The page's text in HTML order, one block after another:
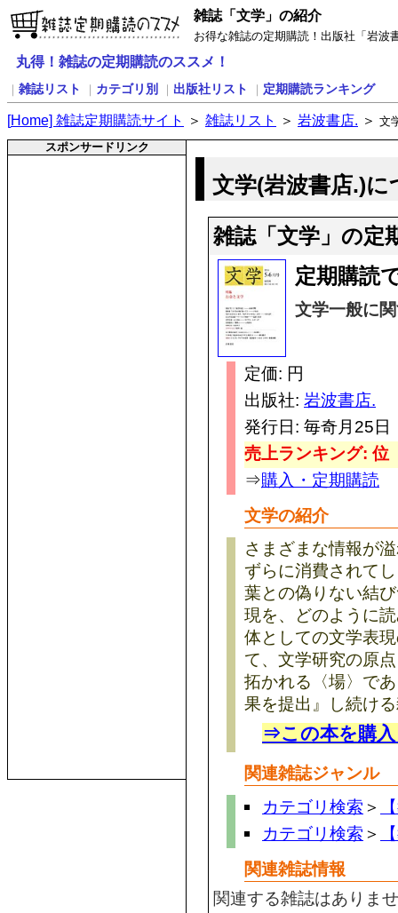
雑誌「文学」の紹介
お得な雑誌の定期購読！出版社「岩波
丸得！雑誌の定期購読のススメ！
雑誌リスト カテゴリ別 出版社リスト 定期購読ランキング
[Home] 雑誌定期購読サイト ＞ 雑誌リスト ＞ 岩波書店. ＞ 文
スポンサードリンク
文学(岩波書店.)に
雑誌「文学」の定
定期購読
文学一般に
定価: 円
出版社: 岩波書店.
発行日: 毎奇月25日
売上ランキング: 位
⇒購入・定期購読
文学の紹介
さまざまな情報が
ずらに消費されて
葉との偽りない結
現を、どのように
体としての文学表
て、文学研究の原
拓かれる〈場〉で
果を提出』し続け
⇒この本を購
関連雑誌ジャンル
カテゴリ検索 ＞
カテゴリ検索 ＞
関連雑誌情報
関連する雑誌はありま